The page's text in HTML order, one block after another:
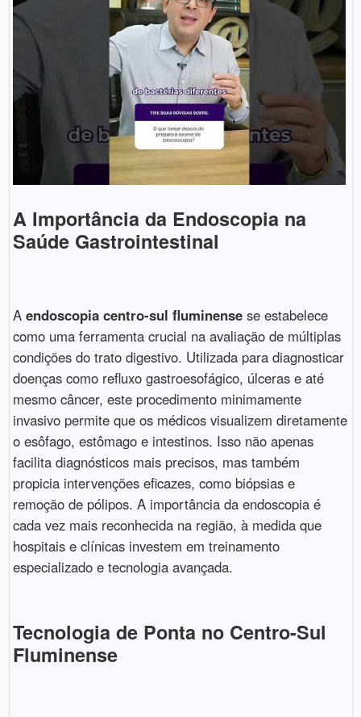
A Importância da Endoscopia na
Saúde Gastrointestinal
A endoscopia centro-sul fluminensese estabelece
como uma ferramenta crucial na avaliação de múltiplas
condições do trato digestivo. Utilizada para diagnosticar
doenças como refluxo gastroesofágico, úlceras e até
mesmo câncer, este procedimento minimamente
invasivo permite que os médicos visualizem diretamente
o esôfago, estômago e intestinos. Isso não apenas
facilita diagnósticos mais precisos, mas também
propicia intervenções eficazes, como biópsias e
remoção de pólipos. A importância da endoscopia é
cada vez mais reconhecida na região, à medida que
hospitais e clínicas investem em treinamento
especializado e tecnologia avançada.
Tecnologia de Ponta no Centro-Sul
Fluminense